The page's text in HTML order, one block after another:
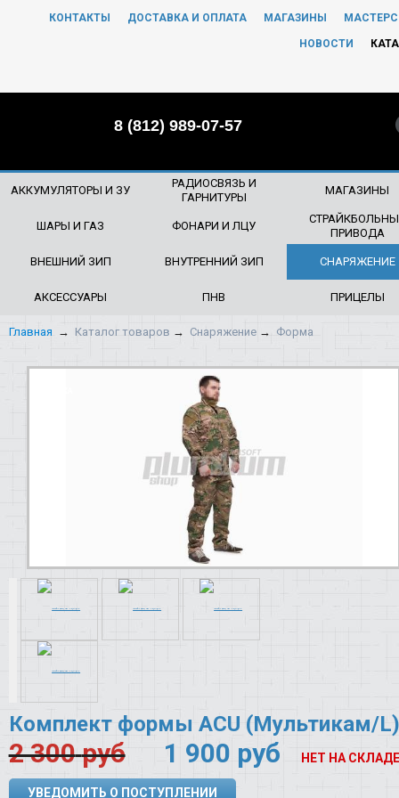
КОНТАКТЫ ДОСТАВКА И ОПЛАТА МАГАЗИНЫ
НОВОСТИ
8 (812) 989-07-57
АККУМУЛЯТОРЫ И ЗУ
РАДИОСВЯЗЬ И
ГАРНИТУРЫ
МАГАЗИНЫ
ШАРЫ И ГАЗ ФОНАРИ И ЛЦУ
ПРИВОДА
ВНЕШНИЙ ЗИП ВНУТРЕННИЙ ЗИП СНАРЯЖЕНИЕ
АКСЕССУАРЫ ПНВ ПРИЦЕЛЫ
Главная → Каталог товаров → Снаряжение→ Форма
Комплект формы ACU (Мультикам/L)
2 300 руб 1 900 руб НЕТ НА СКЛАДЕ
УВЕДОМИТЬ О ПОСТУПЛЕНИИ
ЧТО БУДЕМ ИСКАТЬ?